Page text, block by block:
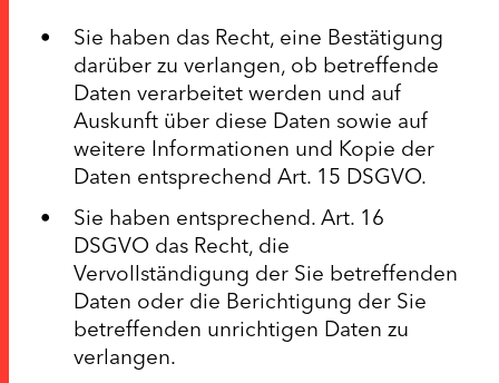
Sie haben das Recht, eine Bestätigung
darüber zu verlangen, ob betreffende
Daten verarbeitet werden und auf
Auskunft über diese Daten sowie auf
weitere Informationen und Kopie der
Daten entsprechend Art. 15 DSGVO.
Sie haben entsprechend. Art. 16
DSGVO das Recht, die
Vervollständigung der Sie betreffenden
Daten oder die Berichtigung der Sie
betreffenden unrichtigen Daten zu
verlangen.